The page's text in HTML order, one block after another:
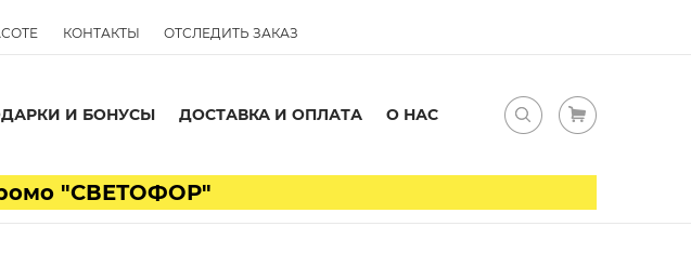
КОНТАКТЫ ОТСЛЕДИТЬ ЗАКАЗ
И БОНУСЫ ДОСТАВКА И ОПЛАТА О НАС
"СВЕТОФОР"